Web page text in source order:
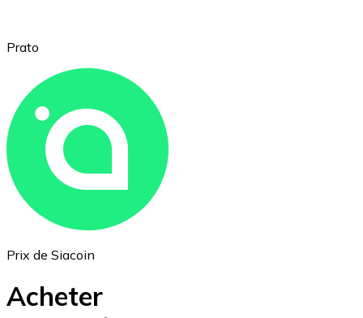
Ethereum
ETH
Prato
Prix de Siacoin
Acheter